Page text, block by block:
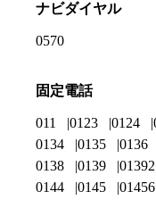
ナビダイヤル
0570
固定電話
011 0123 0124
0134
0135 0136
0138
0139 01392
0144
0145 01456